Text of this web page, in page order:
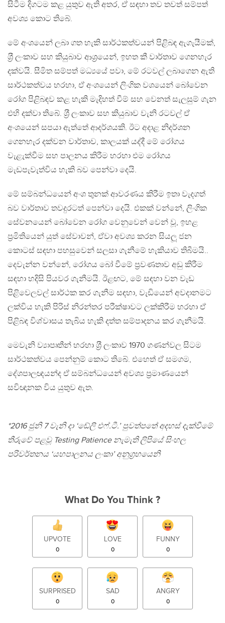
සිටීම දිගටම කළ යුතුව ඇති අතර, ඒ සඳහා තව තවත් සම්පත්
අවශ්‍ය කොට තිබේ.
මේ අංශයෙන් ලබා ගත හැකි සාර්ථකත්වයන් පිළිබඳ ඇගැයීමක්,
ශ‍්‍රී ලංකාව සහ කියුබාව ආශ‍්‍රයෙන්, ඉහත කී වාර්තාව ගෙනහැර
දක්වයි. සීමිත සම්පත් මධ්‍යයේ පවා, මේ රටවල් ලබාගෙන ඇති
සාර්ථකත්වය හරහා, ඒ අංශයෙන් ලිංගික වශයෙන් බෝවෙන
රෝග පිළිබඳව කළ හැකි මැදිහත් වීම් සහ වෙනත් සැලසුම් ගැන
එහි දක්වා තිබේ. ශ‍්‍රී ලංකාව සහ කියුබාව වැනි රටවල් ඒ
අංශයෙන් සපයා ඇත්තේ ආදර්ශයකි. ඊට අදාළ නිදර්ශන
ගෙනහැර දක්වන වාර්තාව, කාලයක් යද්දී මේ රෝගය
වැළැක්වීම සහ පාලනය කිරීම හරහා එම රෝගය
මැඩපැවැත්විය හැකි බව පෙන්වා දෙයි.
මේ සම්බන්ධයෙන් අංශ තුනක් ආවරණය කිරීම ඉතා වැදගත්
බව වාර්තාව තවදුරටත් පෙන්වා දෙයි. එකක් වන්නේ, ලිංගික
සේවනයෙන් බෝවෙන රෝග වෙනුවෙන් වෙන් වූ, ඉහළ
ප‍්‍රමිතියෙන් යුත් සේවාවන්, ඒවා අවශ්‍ය කරන සියලූ ජන
කොටස් සඳහා පහසුවෙන් සලසා ගැනීමේ හැකියාව තිබීමයි..
දෙවැන්න වන්නේ, රෝගය බෝ වීමේ ප‍්‍රවණතාව අඩු කිරීම
සඳහා හදිසි පියවර ගැනීමයි. ඊළඟට, මේ සඳහා වන වැඩ
පිළිවෙලවල් සාර්ථක කර ගැනීම සඳහා, වැඩියෙන් අවදානමට
ලක්විය හැකි පිරිස් නිරන්තර පරීක්ෂාවට ලක්කිරීම හරහා ඒ
පිළිබඳ විශ්වාසය තැබිය හැකි දත්ත සම්පාදනය කර ගැනීමයි.
මෙවැනි ව්‍යාපෘතීන් හරහා ශ‍්‍රී ලංකාව 1970 ගණන්වල සිටම
සාර්ථකත්වය පෙන්නුම් කොට තිබේ. එහෙත් ඒ සමගම,
දේශපාලඥයන්ද ඒ සම්බන්ධයෙන් අවශ්‍ය ප‍්‍රමාණයෙන්
සවිඥානක විය යුතුව ඇත.
*2016 ජුනි 7 වැනි දා ‘ඬේලි එෆ්.ටී.’ පුවත්පතේ අදහස් දැක්වීමේ
තීරුවේ පළවූ Testing Patience නැමැති ලිපියේ සිංහල
පරිවර්තනය ‘යහපාලනය ලංකා’ අනුග‍්‍රහයෙනි
What Do You Think ?
UPVOTE
0
LOVE
0
FUNNY
0
SURPRISED
0
SAD
0
ANGRY
0